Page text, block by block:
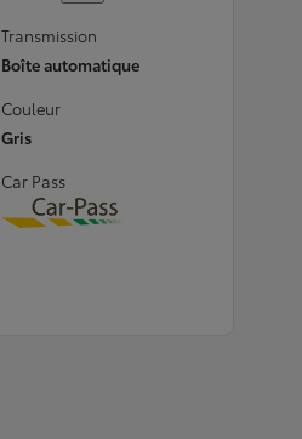
Transmission
Boîte automatique
Couleur
Gris
Car Pass
Download